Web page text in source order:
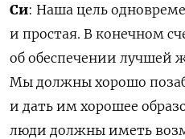
Си: Наша цель
и простая. В конечном
об обеспечении лучшей
Мы должны хорошо
и дать им хорошее
люди должны иметь